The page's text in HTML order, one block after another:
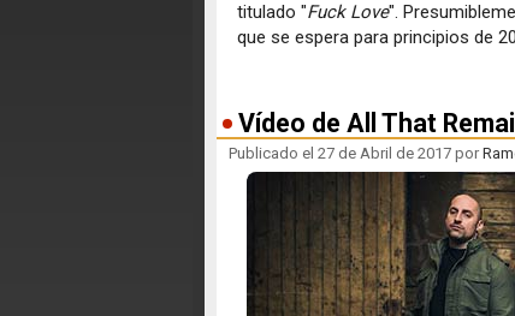
titulado "Fuck Love".
que se espera para principios de
Vídeo de All That
Publicado el 27 de Abril de 2017 por